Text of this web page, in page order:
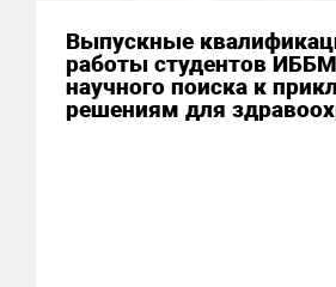
Выпускные
работы студентов
научного поиска к
решениям для